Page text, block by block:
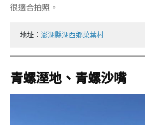
很適合拍照。
地址： 澎湖縣湖西鄉菓葉村
青螺溼地、青螺沙嘴